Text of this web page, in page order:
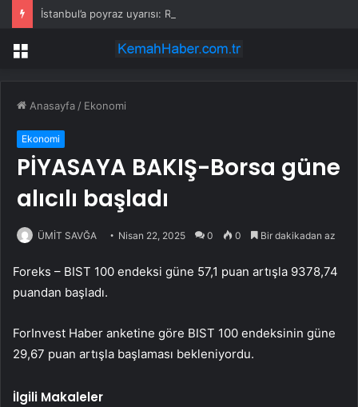
İstanbul’a poyraz uyarısı: Rüzgar kuvvetlenecek!
Menü
Anasayfa / Ekonomi
Ekonomi
PİYASAYA BAKIŞ-Borsa güne
alıcılı başladı
ÜMİT SAVĞA Nisan 22, 2025 0 0 Bir dakikadan az
Foreks – BIST 100 endeksi güne 57,1 puan artışla 9378,74
puandan başladı.
ForInvest Haber anketine göre BIST 100 endeksinin güne
29,67 puan artışla başlaması bekleniyordu.
İlgili Makaleler